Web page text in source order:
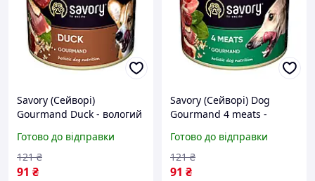
Savory (Сейворі)
Gourmand Duck - вологий
качкою, 200 г
Готово до відправки
91 ₴
121 ₴
Savory (Сейворі) Dog
Gourmand 4 meats -
з 4 видами м'яса, 200 г
Готово до відправки
91 ₴
121 ₴